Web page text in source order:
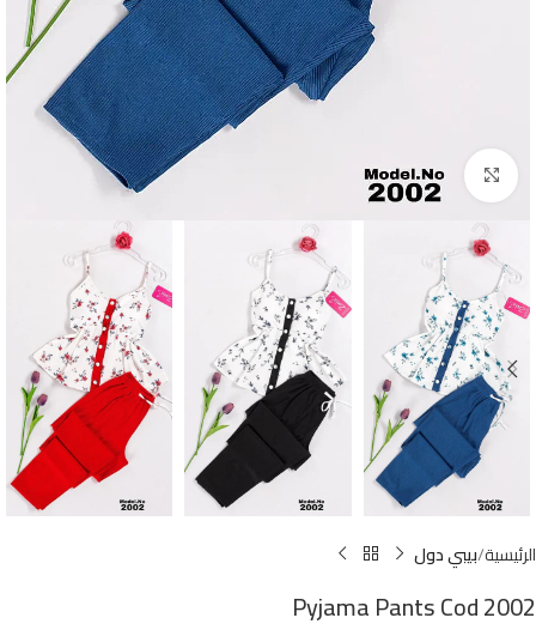
Click to enlarge
الرئيسية بيبي دول
Pyjama Pants Cod 2002